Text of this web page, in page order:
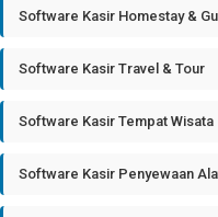
Software Kasir Homestay &
Software Kasir Travel & Tour
Software Kasir Tempat Wisata
Software Kasir Penyewaan